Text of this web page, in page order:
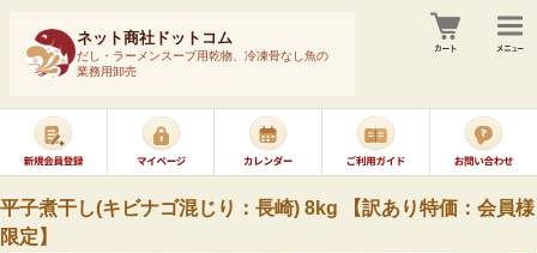
ネット商社ドットコム
だし・ラーメンスープ用乾物、冷凍骨なし魚の
業務用卸売
平子煮干し(キビナゴ混じり：長崎) 8kg 【訳あり特価：会員様
限定】